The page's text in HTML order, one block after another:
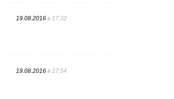
19.08.2016 в 17:32
19.08.2016 в 17:54